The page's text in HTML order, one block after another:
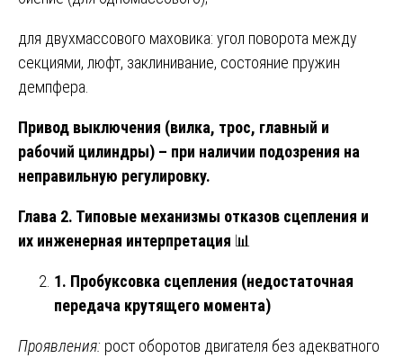
для двухмассового маховика: угол поворота между
секциями, люфт, заклинивание, состояние пружин
демпфера.
Привод выключения (вилка, трос, главный и
рабочий цилиндры) – при наличии подозрения на
неправильную регулировку.
Глава 2. Типовые механизмы отказов сцепления и
их инженерная интерпретация 📊
1. Пробуксовка сцепления (недостаточная
передача крутящего момента)
Проявления: рост оборотов двигателя без адекватного